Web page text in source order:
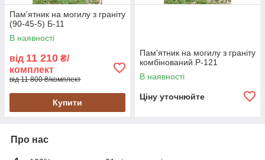
Пам'ятник на могилу з граніту
(90-45-5) Б-11
В наявності
від 11 210 ₴/
комплект
від 11 800 ₴/комплект
Купити
Пам'ятник на могилу з граніту
комбінований Р-121
В наявності
Ціну уточнюйте
Про нас